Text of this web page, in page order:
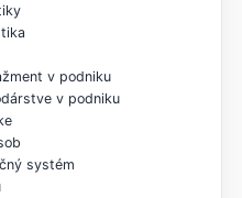
v podniku
v podniku
systém